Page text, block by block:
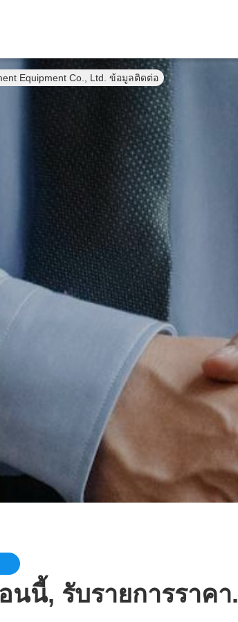
Equipment Co., Ltd. ข้อมูลติดต่อ
นี้, รับรายการราคา.